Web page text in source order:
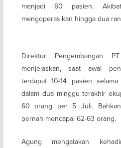
menjadi 60 pasien.
mengoperasikan hingga dua
Direktur Pengembangan
menjelaskan, saat awal
terdapat 10-14 pasien
dalam dua minggu terakhir
60 orang per 5 Juli.
pernah mencapai 62-63 orang.
Agung mengatakan